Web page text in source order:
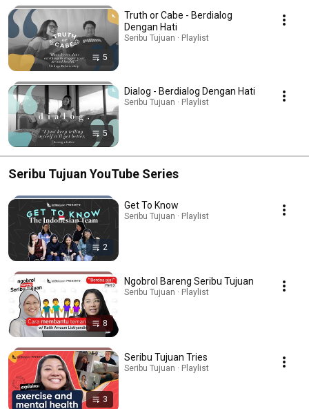
5
Truth or Cabe - Berdialog
Dengan Hati
Seribu Tujuan · Playlist
5
Dialog - Berdialog Dengan Hati
Seribu Tujuan · Playlist
Seribu Tujuan YouTube Series
2
Get To Know
Seribu Tujuan · Playlist
8
Ngobrol Bareng Seribu Tujuan
Seribu Tujuan · Playlist
3
Seribu Tujuan Tries
Seribu Tujuan · Playlist